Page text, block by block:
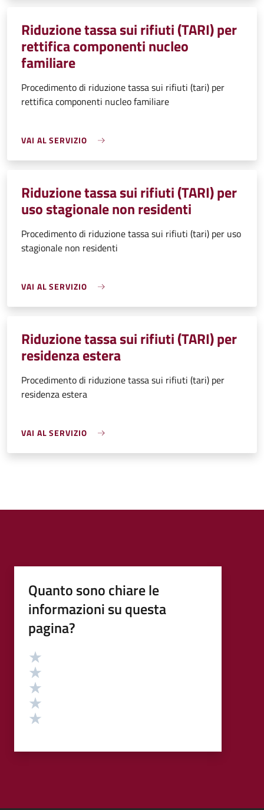
Riduzione tassa sui rifiuti (TARI) per
rettifica componenti nucleo
familiare
Procedimento di riduzione tassa sui rifiuti (tari) per
rettifica componenti nucleo familiare
VAI AL SERVIZIO
Riduzione tassa sui rifiuti (TARI) per
uso stagionale non residenti
Procedimento di riduzione tassa sui rifiuti (tari) per uso
stagionale non residenti
VAI AL SERVIZIO
Riduzione tassa sui rifiuti (TARI) per
residenza estera
Procedimento di riduzione tassa sui rifiuti (tari) per
residenza estera
VAI AL SERVIZIO
Quanto sono chiare le
informazioni su questa
pagina?
Valutazione